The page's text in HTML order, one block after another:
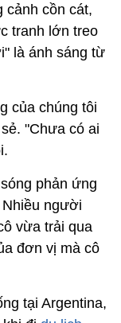
cảnh cồn cát,
tranh lớn treo
là ánh sáng từ
của chúng tôi
"Chưa có ai
phản ứng
người
vừa trải qua
đơn vị mà cô
tại Argentina,